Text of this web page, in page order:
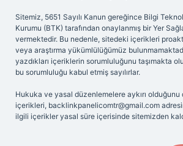
Sitemiz, 5651 Sayılı Kanun gereğince Bilgi
Kurumu (BTK) tarafından onaylanmış bir Yer
vermektedir. Bu nedenle, sitedeki içerikleri
veya araştırma yükümlülüğümüz
yazdıkları içeriklerin sorumluluğunu taşımakta
bu sorumluluğu kabul etmiş sayılırlar.
Hukuka ve yasal düzenlemelere aykırı olduğunu
içerikleri, backlinkpanelicomtr@gmail.com
ilgili içerikler yasal süre içerisinde sitemizden